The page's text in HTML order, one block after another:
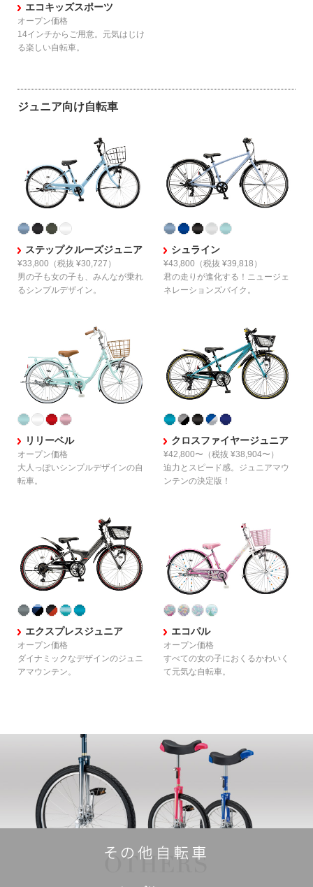
エコキッズスポーツ
オープン価格
14インチからご用意。 元気はじけ
る楽しい自転車。
ジュニア向け自転車
ステップクルーズジュニア
¥33,800 （税抜 ¥30,727）
男の子も女の子も、 みんなが乗れ
るシンプルデザイン。
シュライン
¥43,800 （税抜 ¥39,818）
君の走りが進化する！ ニュージェ
ネレーションズバイク。
リリーベル
オープン価格
大人っぽいシンプルデザインの自
転車。
クロスファイヤージュニア
¥42,800〜 （税抜 ¥38,904〜）
迫力とスピード感。 ジュニアマウ
ンテンの決定版！
エクスプレスジュニア
オープン価格
ダイナミックなデザインのジュニ
アマウンテン。
エコパル
オープン価格
すべての女の子におくるかわいく
て元気な自転車。